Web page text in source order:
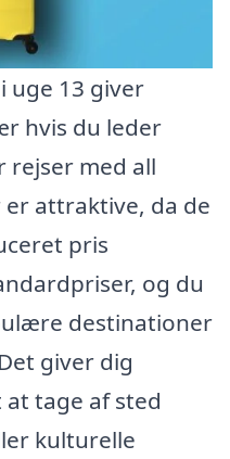
uge 13 giver
hvis du leder
rejser med all
attraktive, da de
pris
og du
destinationer
giver dig
tage af sted
kulturelle